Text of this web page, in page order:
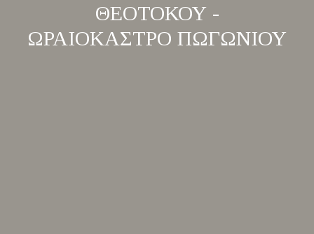
ΘΕΟΤΟΚΟΥ -
ΩΡΑΙΟΚΑΣΤΡΟ ΠΩΓΩΝΙΟΥ